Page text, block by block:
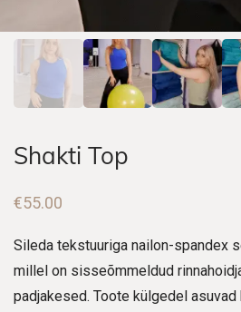
Shakti Top
€55.00
Sileda tekstuuriga nailon-spandex
millel on sisseõmmeldud
padjakesed. Toote külgedel